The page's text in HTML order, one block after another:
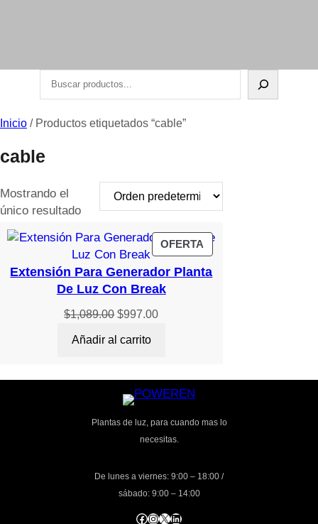
Inicio / Productos etiquetados “cable”
cable
Mostrando el
único resultado
OFERTA PRODUCTO
OFERTA
Extensión Para Generador Planta
De Luz Con Break
$1,089.00 El
original
$1,089.00.
$997.00El
$997.00.
Añadir al carrito
Plantas de luz, para cuando mas lo
necesitas.
De lunes a viernes: 9:00 – 18:00 /
sábado: 9:00 – 14:00
Facebook InstagramX LinkedIn